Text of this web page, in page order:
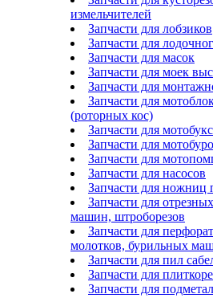
измельчителей
Запчасти для лобзиков
Запчасти для
Запчасти для масок
Запчасти для моек
Запчасти для
Запчасти для
(роторных кос)
Запчасти для
Запчасти для
Запчасти для
Запчасти для насосов
Запчасти для ножниц
Запчасти для
машин, штроборезов
Запчасти для
молотков, бурильных
Запчасти для пил
Запчасти для
Запчасти для